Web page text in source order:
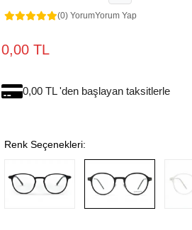
(0) YorumYorum Yap
0,00 TL
0,00 TL 'den başlayan taksitlerle
Renk Seçenekleri: